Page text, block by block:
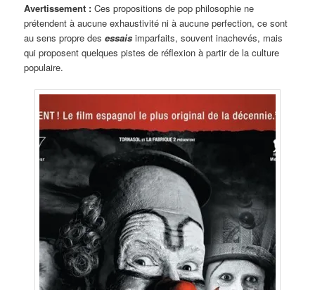
Avertissement : Ces propositions de pop philosophie ne
prétendent à aucune exhaustivité ni à aucune perfection, ce sont
au sens propre desessais imparfaits, souvent inachevés, mais
qui proposent quelques pistes de réflexion à partir de la culture
populaire.